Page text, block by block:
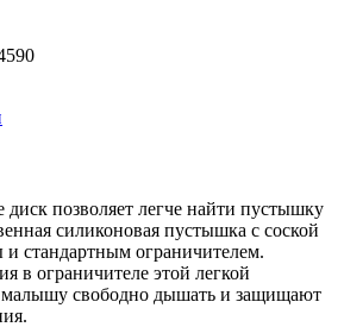
позволяет легче найти пустышку
силиконовая пустышка с соской
стандартным ограничителем.
в ограничителе этой легкой
свободно дышать и защищают